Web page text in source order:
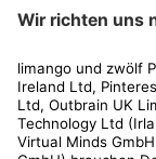
Kundenservice
Shop